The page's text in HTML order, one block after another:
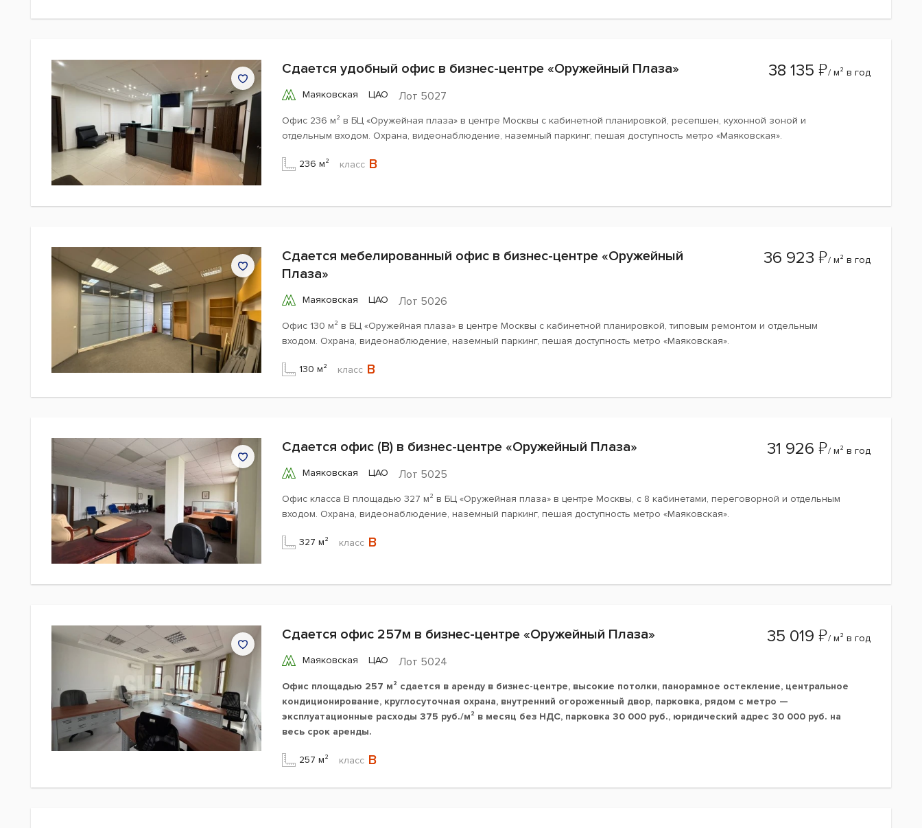
Сдается удобный офис в бизнес-центре «Оружейный Плаза»
Маяковская ЦАО Лот 5027
38 135 ₽/ м² в год
Офис 236 м² в БЦ «Оружейная плаза» в центре Москвы с кабинетной планировкой, ресепшен, кухонной зоной и
отдельным входом. Охрана, видеонаблюдение, наземный паркинг, пешая доступность метро «Маяковская».
236 м² класс B
Сдается мебелированный офис в бизнес-центре «Оружейный
Плаза»
Маяковская ЦАО Лот 5026
36 923 ₽/ м² в год
Офис 130 м² в БЦ «Оружейная плаза» в центре Москвы с кабинетной планировкой, типовым ремонтом и отдельным
входом. Охрана, видеонаблюдение, наземный паркинг, пешая доступность метро «Маяковская».
130 м² класс B
Сдается офис (B) в бизнес-центре «Оружейный Плаза»
Маяковская ЦАО Лот 5025
31 926 ₽/ м² в год
Офис класса B площадью 327 м² в БЦ «Оружейная плаза» в центре Москвы, с 8 кабинетами, переговорной и отдельным
входом. Охрана, видеонаблюдение, наземный паркинг, пешая доступность метро «Маяковская».
327 м² класс B
Сдается офис 257м в бизнес-центре «Оружейный Плаза»
Маяковская ЦАО Лот 5024
35 019 ₽/ м² в год
Офис площадью 257 м² сдается в аренду в бизнес-центре, высокие потолки, панорамное остекление, центральное
кондиционирование, круглосуточная охрана, внутренний огороженный двор, парковка, рядом с метро —
эксплуатационные расходы 375 руб./м² в месяц без НДС, парковка 30 000 руб., юридический адрес 30 000 руб. на
весь срок аренды.
257 м² класс B